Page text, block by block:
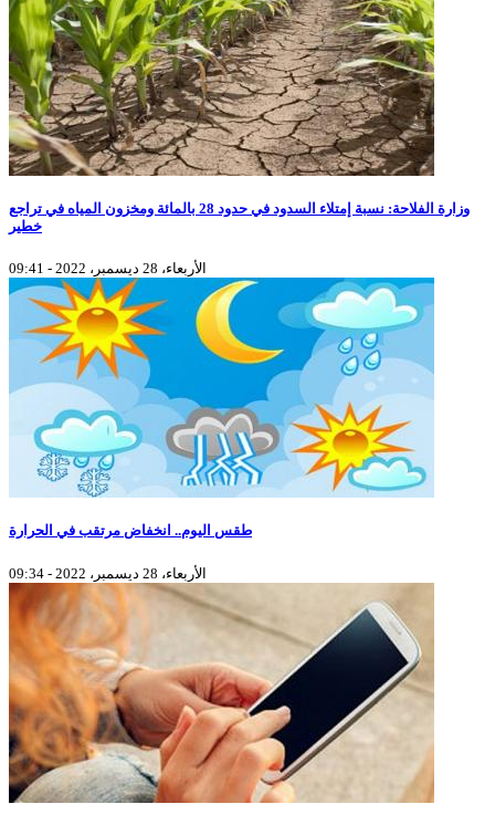
وزارة الفلاحة: نسبة إمتلاء السدود في حدود 28 بالمائة ومخزون المياه في تراجع
خطير
الأربعاء، 28 ديسمبر، 2022 - 09:41
طقس اليوم.. انخفاض مرتقب في الحرارة
الأربعاء، 28 ديسمبر، 2022 - 09:34